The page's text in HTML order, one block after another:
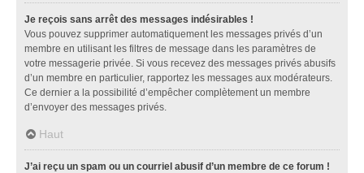
Je reçois sans arrêt des messages indésirables !
Vous pouvez supprimer automatiquement les messages privés d’un
membre en utilisant les filtres de message dans les paramètres de
votre messagerie privée. Si vous recevez des messages privés abusifs
d’un membre en particulier, rapportez les messages aux modérateurs.
Ce dernier a la possibilité d’empêcher complètement un membre
d’envoyer des messages privés.
Haut
J’ai reçu un spam ou un courriel abusif d’un membre de ce forum !